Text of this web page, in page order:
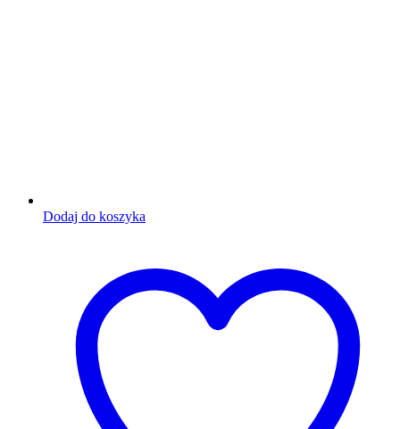
Dodaj do koszyka